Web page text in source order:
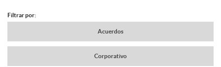
N
Filtrar por:
Acuerdos
Corporativo